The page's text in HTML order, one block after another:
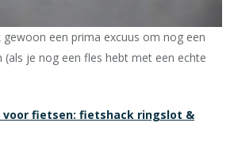
een prima excuus om nog een
je nog een fles hebt met een echte
voor fietsen: fietshack ringslot &